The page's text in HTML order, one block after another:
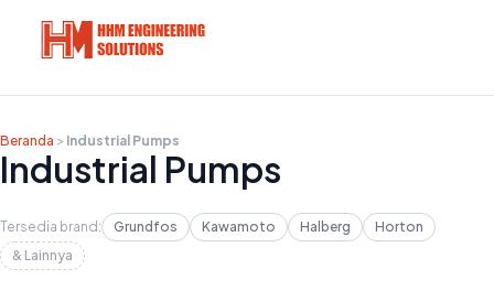
Beranda > Industrial Pumps
Industrial Pumps
Tersedia brand: Grundfos Kawamoto Halberg
Horton
& Lainnya